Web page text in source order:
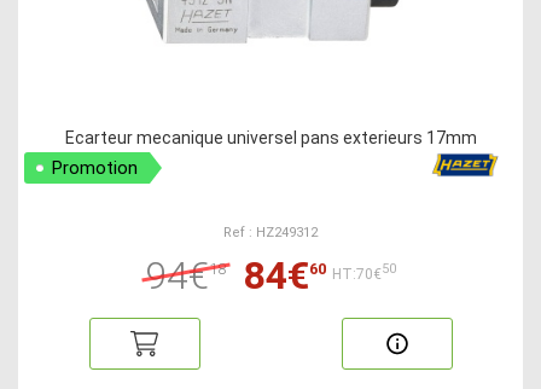
Ecarteur mecanique universel pans exterieurs 17mm
Promotion
Ref : HZ249312
94€18 84€60 HT:70€50